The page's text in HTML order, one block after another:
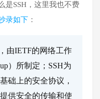
是SSH，这里我也不费
录如下 ：
由IETF的网络工作
）所制定；SSH为
础上的安全协议，
供安全的传输和使